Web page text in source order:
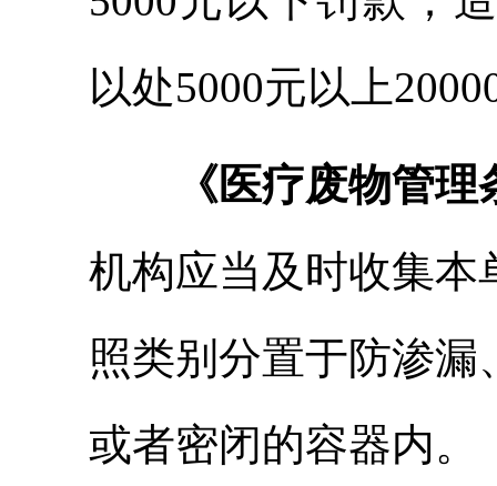
以处5000元以上
《医疗废物管
机构应当及时收集本
照类别分置于防渗
或者密闭的容器内。